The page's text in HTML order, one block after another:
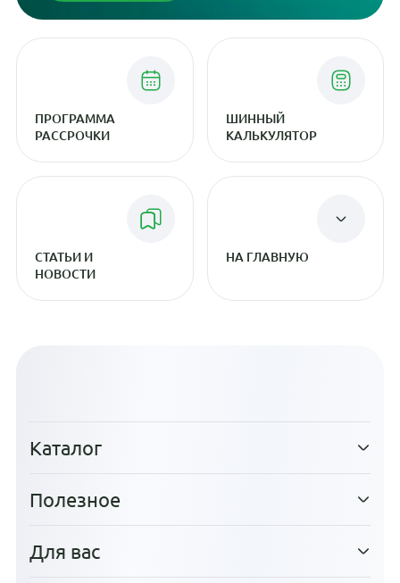
ПРОГРАММА
РАССРОЧКИ
ШИННЫЙ
КАЛЬКУЛЯТОР
СТАТЬИ И
НОВОСТИ
НА ГЛАВНУЮ
Каталог
Полезное
Для вас